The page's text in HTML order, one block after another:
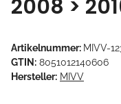
2008 >
Artikelnummer: MIVV-
GTIN: 8051012140606
Hersteller: MIVV